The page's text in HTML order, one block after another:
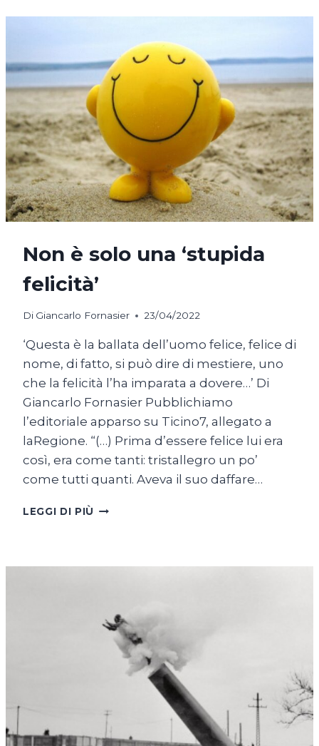
BUONE
Non è solo una ‘stupida
felicità’
Di Giancarlo Fornasier 23/04/2022
‘Questa è la ballata dell’uomo felice, felice di
nome, di fatto, si può dire di mestiere, uno
che la felicità l’ha imparata a dovere…’ Di
Giancarlo Fornasier Pubblichiamo
l’editoriale apparso su Ticino7, allegato a
laRegione. “(…) Prima d’essere felice lui era
così, era come tanti: tristallegro un po’
come tutti quanti. Aveva il suo daffare…
LEGGI DI PIÙ NON
‘STUPIDA